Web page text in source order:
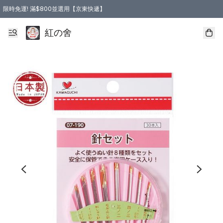
限時免運! 滿$800並選用【京東快遞】
紅の舍